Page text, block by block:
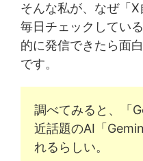
そんな私が、なぜ「
毎日チェックしてい
的に発信できたら面
です。
調べてみると、「
近話題のAI「
れるらしい。